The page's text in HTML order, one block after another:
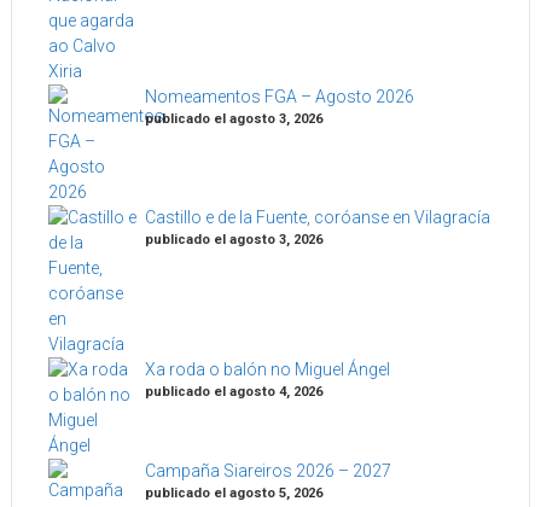
Nomeamentos FGA – Agosto 2026
publicado el agosto 3, 2026
Castillo e de la Fuente, coróanse en Vilagracía
publicado el agosto 3, 2026
Xa roda o balón no Miguel Ángel
publicado el agosto 4, 2026
Campaña Siareiros 2026 – 2027
publicado el agosto 5, 2026